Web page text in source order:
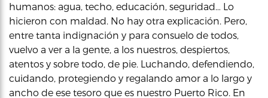
humanos: agua, techo, educación, seguridad… Lo
hicieron con maldad. No hay otra explicación. Pero,
entre tanta indignación y para consuelo de todos,
vuelvo a ver a la gente, a los nuestros, despiertos,
atentos y sobre todo, de pie. Luchando, defendiendo,
cuidando, protegiendo y regalando amor a lo largo y
ancho de ese tesoro que es nuestro Puerto Rico. En